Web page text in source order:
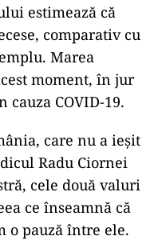
estimează că
comparativ cu
Marea
moment, în jur
cauza COVID-19.
care nu a ieșit
Radu Ciornei
cele două valuri
ce înseamnă că
o pauză între ele.